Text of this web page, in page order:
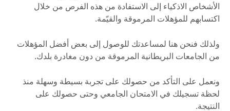
الأشخاص الاذكياء إلى الاستفادة من هذه الفرص من خلال
اكتسابهم للمؤهلات المرموقة والقيّمة.
ولذلك فنحن هنا لمساعدتك للوصول إلى بعض أفضل المؤهلات
من الجامعات البريطانية المرموقة من دون مغادرة بلدك.
ونعمل على التأكد من حصولك على تجربة بسيطة وسهلة منذ
لحظة تسجيلك في الامتحان الجامعي وحتى حصولك على
النتيجة.